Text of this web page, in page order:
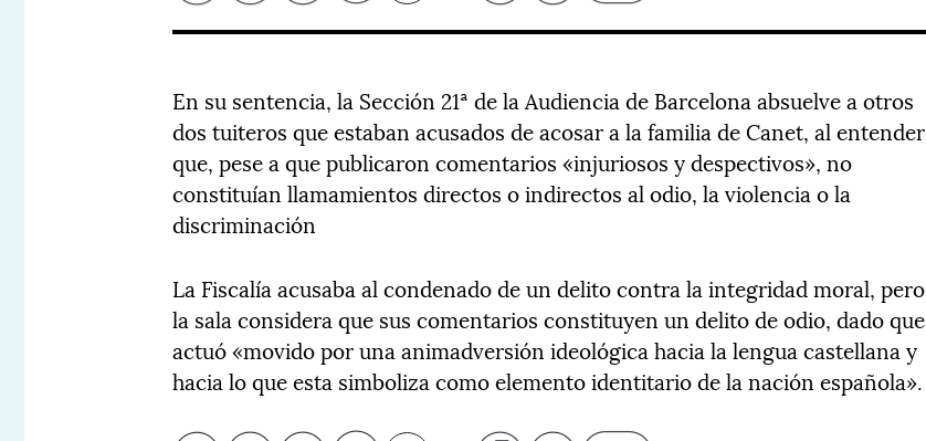
En su sentencia, la Sección 21ª de la Audiencia de Barcelona absuelve a otros
dos tuiteros que estaban acusados de acosar a la familia de Canet, al entender
que, pese a que publicaron comentarios «injuriosos y despectivos», no
constituían llamamientos directos o indirectos al odio, la violencia o la
discriminación
La Fiscalía acusaba al condenado de un delito contra la integridad moral, pero
la sala considera que sus comentarios constituyen un delito de odio, dado que
actuó «movido por una animadversión ideológica hacia la lengua castellana y
hacia lo que esta simboliza como elemento identitario de la nación española».